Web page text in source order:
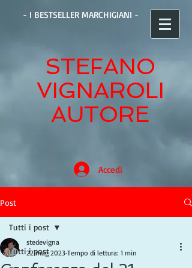
- I BESTSELLER MARCHIGIANI -
STEFANO
VIGNAROLI
AUTORE
Accedi
Post
Tutti i post
Tutti i post
stedevigna
22 mag 2023 Tempo di lettura: 1 min